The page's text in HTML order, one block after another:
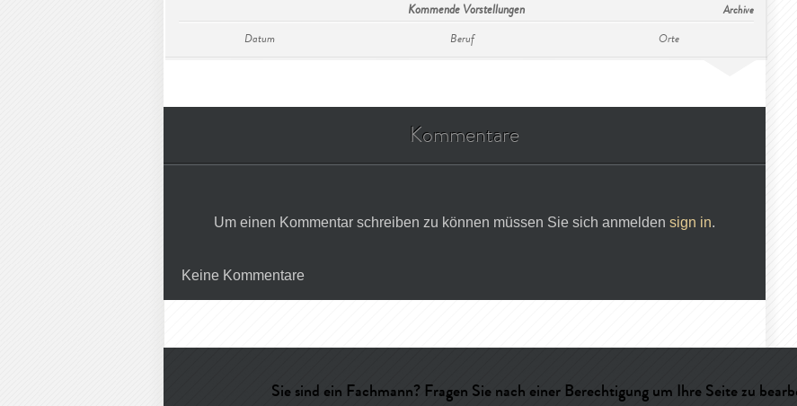
Kommende Vorstellungen Archive
Datum Beruf Orte
Kommentare
Um einen Kommentar schreiben zu können müssen Sie sich anmelden sign in.
Keine Kommentare
Sie sind ein Fachmann? Fragen Sie nach einer Berechtigung um Ihre Seite zu